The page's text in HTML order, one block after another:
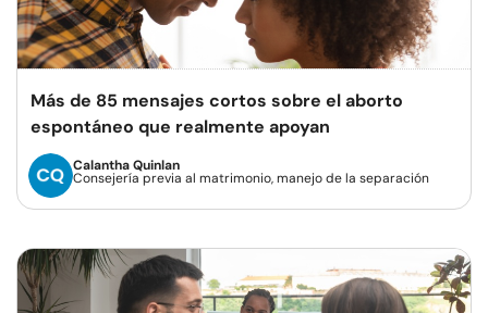
Más de 85 mensajes cortos sobre el aborto
espontáneo que realmente apoyan
Calantha Quinlan
Consejería previa al matrimonio, manejo de la separación